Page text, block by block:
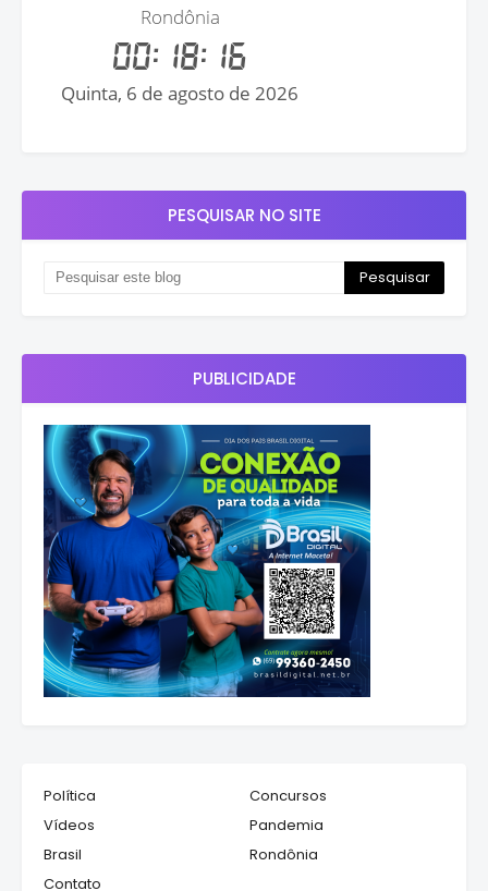
PESQUISAR NO SITE
PUBLICIDADE
Política
Concursos
Vídeos
Pandemia
Brasil
Rondônia
Contato